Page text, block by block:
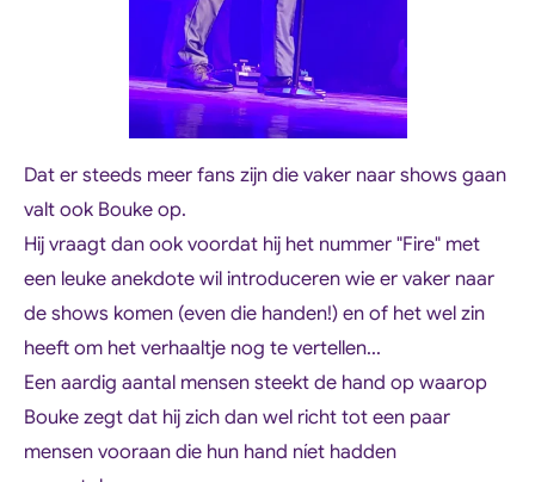
Dat er steeds meer fans zijn die vaker naar shows gaan
valt ook Bouke op.
Hij vraagt dan ook voordat hij het nummer "Fire" met
een leuke anekdote wil introduceren wie er vaker naar
de shows komen (even die handen!) en of het wel zin
heeft om het verhaaltje nog te vertellen...
Een aardig aantal mensen steekt de hand op waarop
Bouke zegt dat hij zich dan wel richt tot een paar
mensen vooraan die hun hand níet hadden